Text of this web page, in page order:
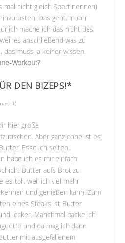
mal nicht gleich Sport nennen)
Das geht. In der
mache ich das nicht des
es anschließend was zu
muss ja keiner wissen.
Workout?
DEN BIZEPS!*
hier große
Aber ganz ohne ist es
Esse ich selten.
habe ich es mir einfach
Butter aufs Brot zu
es toll, weil ich viel mehr
und genießen kann. Zum
eines Steaks ist Butter
lecker. Manchmal backe ich
und da mag ich dann
mit ausgefallenem